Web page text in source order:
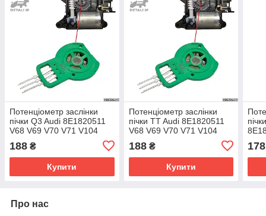
Потенціометр заслінки
пічки Q3 Audi 8E1820511
V68 V69 V70 V71 V104
зелений
188 ₴
Купити
Потенціометр заслінки
пічки TT Audi 8E1820511
V68 V69 V70 V71 V104
зелений
188₴
Купити
178
Про нас